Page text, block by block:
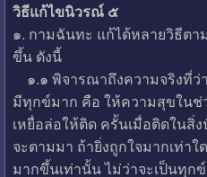
วิธีแก้ไขนิวรณ์ ๕
๑. กามฉันทะ แก้ได้หลายวิธีต
ขึ้น ดังนี้
๑.๑ พิจารณาถึงความจริงที่
มีทุกข์มาก คือ ให้ความสุขในช่
เหยื่อล่อให้ติด ครั้นเมื่อติดในสิ่
จะตามมา ถ้ายิ่งถูกใจมากเท่า
มากขึ้นเท่านั้น ไม่ว่าจะเป็นทุก